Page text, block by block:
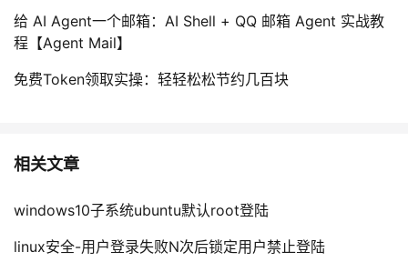
给 AI Agent一个邮箱：AI Shell + QQ 邮箱 Agent 实战教
程【Agent Mail】
免费Token领取实操：轻轻松松节约几百块
相关文章
windows10子系统ubuntu默认root登陆
linux安全-用户登录失败N次后锁定用户禁止登陆